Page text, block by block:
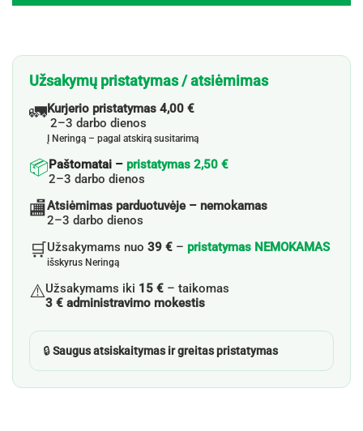
Užsakymų pristatymas / atsiėmimas
🚛Kurjerio pristatymas 4,00 €
2–3 darbo dienos
Į Neringą – pagal atskirą susitarimą
📦Paštomatai – pristatymas 2,50 €
2–3 darbo dienos
🏬Atsiėmimas parduotuvėje – nemokamas
2–3 darbo dienos
🛒Užsakymams nuo 39 € – pristatymas NEMOKAMAS
išskyrus Neringą
⚠️Užsakymams iki 15 € – taikomas
3 € administravimo mokestis
🔒Saugus atsiskaitymas ir greitas pristatymas